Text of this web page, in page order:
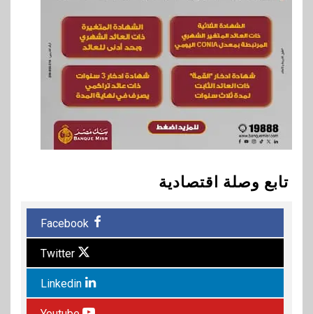
تابع وصلة اقتصادية
Facebook
Twitter
Linkedin